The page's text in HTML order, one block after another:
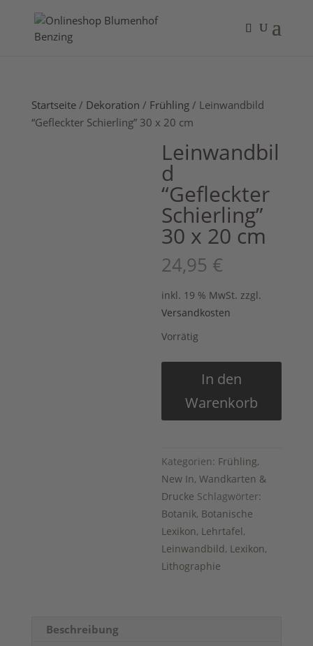
Startseite/ Dekoration / Frühling/ Leinwandbild
“Gefleckter Schierling” 30 x 20 cm
Leinwandbil
d
“Gefleckter
Schierling”
30 x 20 cm
24,95 €
inkl. 19 % MwSt. zzgl.
Versandkosten
Vorrätig
"Gefleckter
Schierling"
30
20
cm
Menge
In den
Warenkorb
Kategorien: Frühling,
New In,Wandkarten &
Drucke Schlagwörter:
Botanik, Botanische
Lexikon, Lehrtafel,
Leinwandbild, Lexikon,
Lithographie
Beschreibung